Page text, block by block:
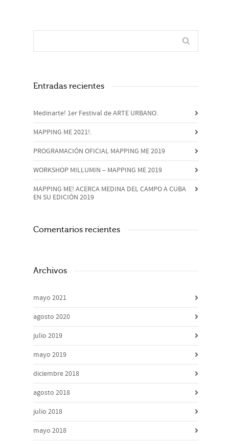
Entradas recientes
Medinarte! 1er Festival de ARTE URBANO.
MAPPING ME 2021!.
PROGRAMACIÓN OFICIAL MAPPING ME 2019
WORKSHOP MILLUMIN – MAPPING ME 2019
MAPPING ME! ACERCA MEDINA DEL CAMPO A CUBA
EN SU EDICIÓN 2019
Comentarios recientes
Archivos
mayo 2021
agosto 2020
julio 2019
mayo 2019
diciembre 2018
agosto 2018
julio 2018
mayo 2018